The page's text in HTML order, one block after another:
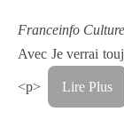
Franceinfo Culture
Avec Je verrai
<p> Lire Plus